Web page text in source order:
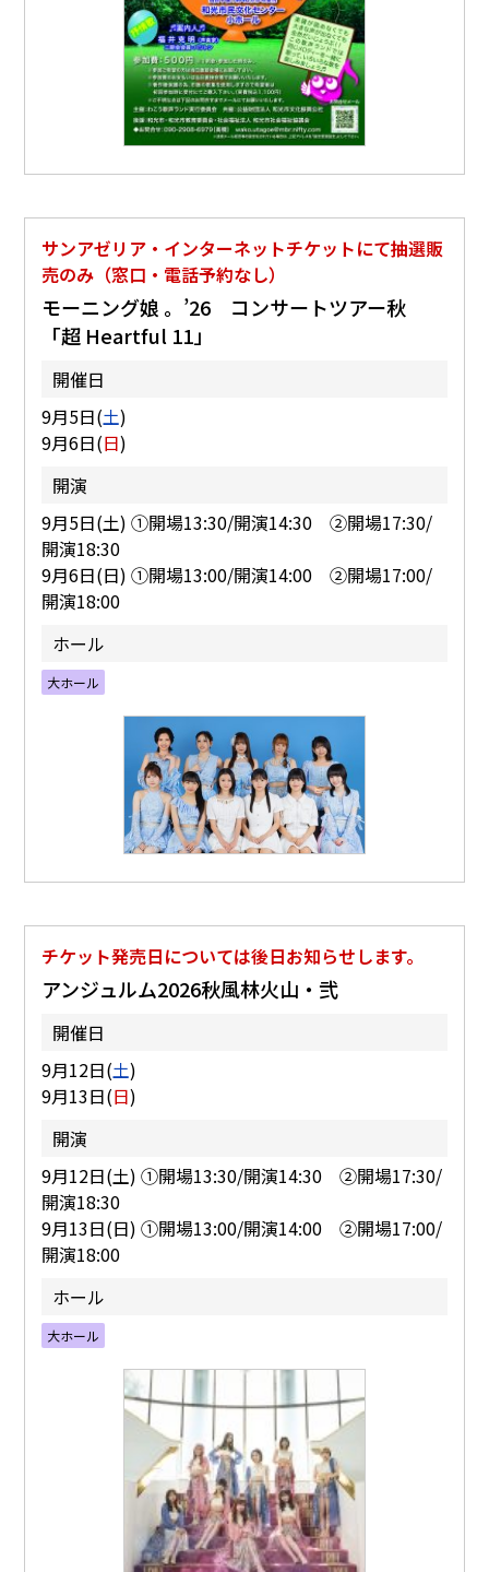
サンアゼリア・インターネットチケットにて抽選販
売のみ（窓口・電話予約なし）
モーニング娘 。’26 コンサートツアー秋
「超 Heartful 11」
開催日
9月5日(土)
9月6日(日)
開演
9月5日(土) ①開場13:30/開演14:30 ②開場17:30/
開演18:30
9月6日(日) ①開場13:00/開演14:00 ②開場17:00/
開演18:00
ホール
大ホール
チケット発売日については後日お知らせします。
アンジュルム2026秋風林火山・弐
開催日
9月12日(土)
9月13日(日)
開演
9月12日(土) ①開場13:30/開演14:30 ②開場17:30/
開演18:30
9月13日(日) ①開場13:00/開演14:00 ②開場17:00/
開演18:00
ホール
大ホール